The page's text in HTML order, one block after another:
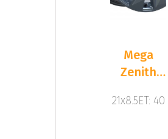
Mega
Zenith
Grey
21x8.5ET: 40